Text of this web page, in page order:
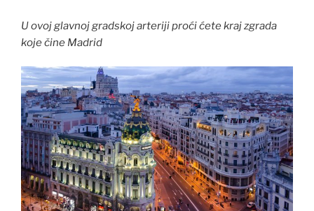
U ovoj glavnoj gradskoj arteriji proći ćete kraj zgrada
koje čine Madrid